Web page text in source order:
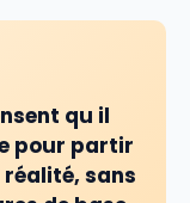
qu il
pour partir
réalité, sans